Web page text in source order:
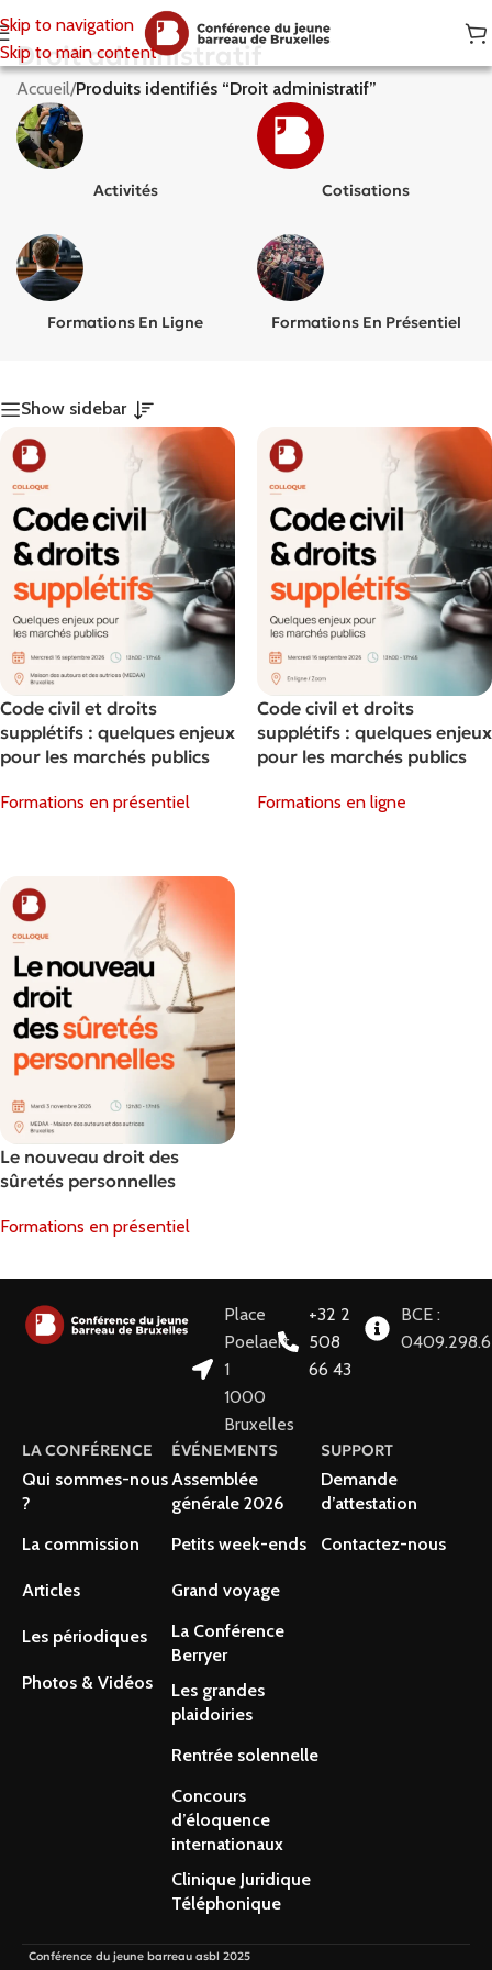
Skip to navigation
Skip to main content
Droit administratif
Accueil/Produits identifiés “Droit administratif”
Activités Cotisations
Formations En Ligne Formations En Présentiel
Show sidebar
Code civil et droits
supplétifs : quelques enjeux
pour les marchés publics
Formations en présentiel
Code civil et droits
supplétifs : quelques enjeux
pour les marchés publics
Formations en ligne
Le nouveau droit des
sûretés personnelles
Formations en présentiel
Place
Poelaert
1
1000
Bruxelles
+32 2
508
66 43
BCE :
LA CONFÉRENCE
Qui sommes-nous
?
La commission
Articles
Les périodiques
Photos & Vidéos
ÉVÉNEMENTS
Assemblée
générale 2026
Petits week-ends
Grand voyage
La Conférence
Berryer
Les grandes
plaidoiries
Rentrée solennelle
Concours
d’éloquence
internationaux
Clinique Juridique
Téléphonique
SUPPORT
Demande
d’attestation
Contactez-nous
Conférence du jeune barreau asbl 2025